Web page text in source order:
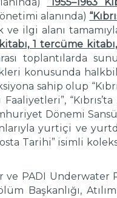
“1955–1963
alanında)
ve ilgi alanı
1 tercüme kitabı,
toplantılarda
konusunda
sahip olup
Dönemi
yurtiçi ve
Tarihi” isimli
ve PADI
Başkanlığı,